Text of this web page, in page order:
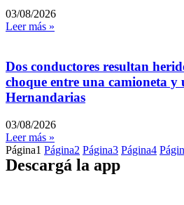
03/08/2026
Leer más »
Dos conductores resultan
choque entre una camioneta
Hernandarias
03/08/2026
Leer más »
Página1 Página2 Página3 Página4
Descargá la app